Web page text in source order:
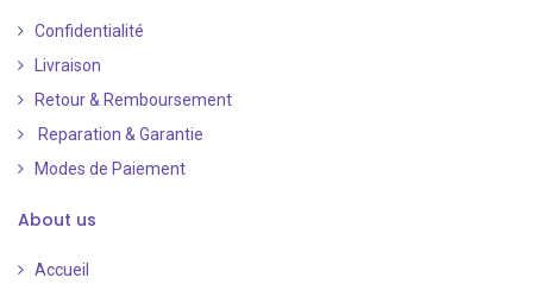
Confidentialité
Livraison
Retour & Remboursement
Reparation & Garantie
Modes de Paiement
About us
Accueil